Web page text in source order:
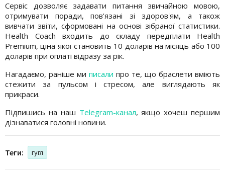
Сервіс дозволяє задавати питання звичайною мовою,
отримувати поради, пов'язані зі здоров'ям, а також
вивчати звіти, сформовані на основі зібраної статистики.
Health Coach входить до складу передплати Health
Premium, ціна якої становить 10 доларів на місяць або 100
доларів при оплаті відразу за рік.
Нагадаємо, раніше ми писали про те, що браслети вміють
стежити за пульсом і стресом, але виглядають як
прикраси.
Підпишись на наш Telegram-канал, якщо хочеш першим
дізнаватися головні новини.
Теги: гугл